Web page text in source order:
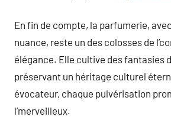
En fin de compte, la parfumerie,
nuance, reste un des colosses de
élégance. Elle cultive des fantasies
préservant un héritage culturel
évocateur, chaque pulvérisation
l’merveilleux.